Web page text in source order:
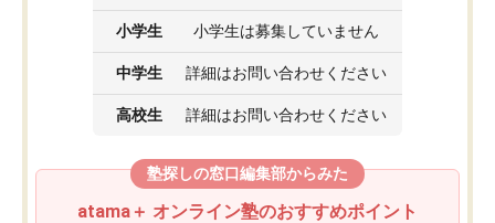
小学生 小学生は募集していません
中学生 詳細はお問い合わせください
高校生 詳細はお問い合わせください
塾探しの窓口編集部からみた
atama＋ オンライン塾のおすすめポイント